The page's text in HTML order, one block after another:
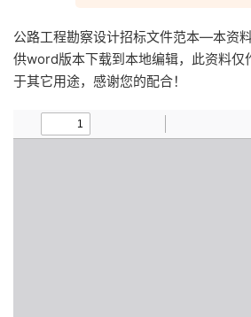
公路工程勘察设计招标文件范本—本资
供word版本下载到本地编辑，此资料仅
于其它用途，感谢您的配合！